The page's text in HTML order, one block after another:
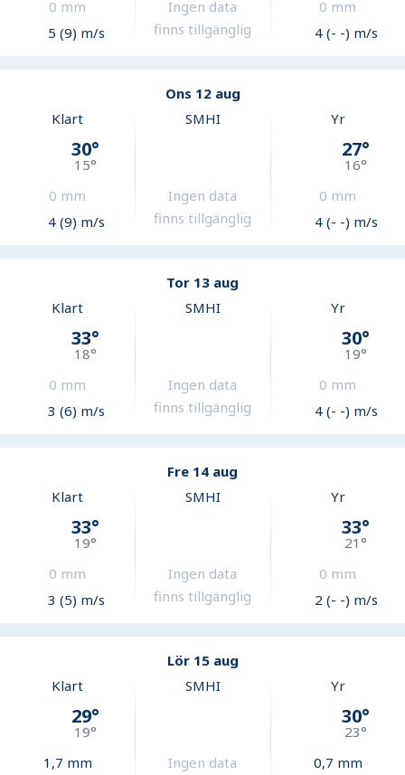
0 mm
5 (9) m/s
Ingen data
finns tillgänglig
0 mm
4 (- -) m/s
Ons 12 aug
Klart
30°
15°
0 mm
4 (9) m/s
SMHI
Ingen data
finns tillgänglig
Yr
27°
16°
0 mm
4 (- -) m/s
Tor 13 aug
Klart
33°
18°
0 mm
3 (6) m/s
SMHI
Ingen data
finns tillgänglig
Yr
30°
19°
0 mm
4 (- -) m/s
Fre 14 aug
Klart
33°
19°
0 mm
3 (5) m/s
SMHI
Ingen data
finns tillgänglig
Yr
33°
21°
0 mm
2 (- -) m/s
Lör 15 aug
Klart
29°
19°
1,7 mm
SMHI
Ingen data
Yr
30°
23°
0,7 mm